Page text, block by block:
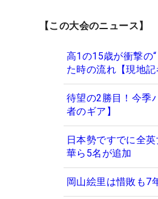
【この大会のニュース】
高1の15歳が衝撃の
た時の流れ【現地
待望の2勝目！今季
者のギア】
日本勢ですでに全
華ら5名が追加
岡山絵里は惜敗も7